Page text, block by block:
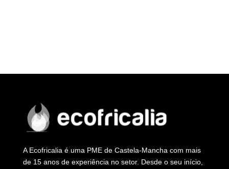
A Ecofricalia é uma PME de Castela-Mancha com mais
de 15 anos de experiência no setor. Desde o seu início,